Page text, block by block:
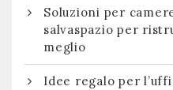
Soluzioni per
salvaspazio per
meglio
Idee regalo per